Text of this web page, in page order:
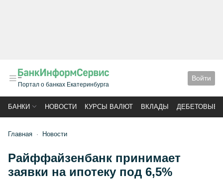
Портал о банках Екатеринбурга
Войти
БАНКИ НОВОСТИ КУРСЫ ВАЛЮТ ВКЛАДЫ ДЕБЕТОВЫЕ
Главная Новости
Райффайзенбанк принимает
заявки на ипотеку под 6,5%